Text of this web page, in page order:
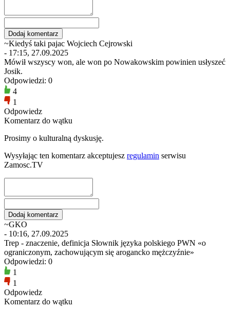
~Kiedyś taki pajac Wojciech Cejrowski
- 17:15, 27.09.2025
Mówił wszyscy won, ale won po Nowakowskim powinien usłyszeć
Josik.
Odpowiedzi: 0
4
1
Odpowiedz
Komentarz do wątku
Prosimy o kulturalną dyskusję.
Wysyłając ten komentarz akceptujesz regulamin serwisu
Zamosc.TV
~GKO
- 10:16, 27.09.2025
Trep - znaczenie, definicja Słownik języka polskiego PWN «o
ograniczonym, zachowującym się arogancko mężczyźnie»
Odpowiedzi: 0
1
1
Odpowiedz
Komentarz do wątku